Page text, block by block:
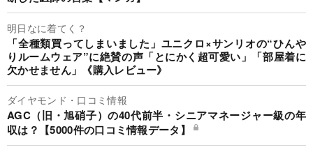
明日なに着てく？
「全種類買ってしまいました」ユニクロ×サンリオの“ひんや
りルームウェア”に絶賛の声「とにかく超可愛い」「部屋着に
欠かせません」《購入レビュー》
ダイヤモンド・口コミ情報
AGC（旧・旭硝子）の40代前半・シニアマネージャー級の年
収は？【5000件の口コミ情報データ】